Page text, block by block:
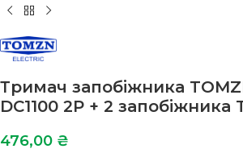
Тримач запобіжника
DC1100 2P + 2 запобіжника
476,00 ₴